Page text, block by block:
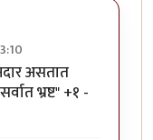
बदलbyविवेकपटाईत
असतात
भ्रष्ट" +१ -